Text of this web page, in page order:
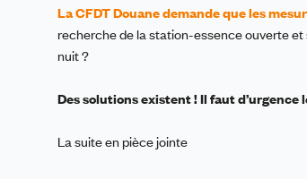
La CFDT Douane demande que les
recherche de la station-essence ouverte et
nuit ?
Des solutions existent ! Il faut d’urgence
La suite en pièce jointe